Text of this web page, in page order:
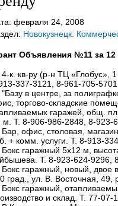
февраля 24, 2008
Новокузнецк.
Объявления №11 за 12
4-к. кв-ру (р-н ТЦ «Глобус»,
337-3121, 8-961-705-5701.
"Базу в центре, за
торгово-складские
гаражей, общ.
м. Т. 8-906-986-2848, 8-923-
Бар, офис, столовая,
+ комм. услуги. Т. 8-913-
Бокс гаражный 5х12 м,
Т. 8-923-624-9296,
Бокс гаражный, новый, двое
град., ул. В. Восточная, 49,
Бокс гаражный,
и склад. Т. 77-07-